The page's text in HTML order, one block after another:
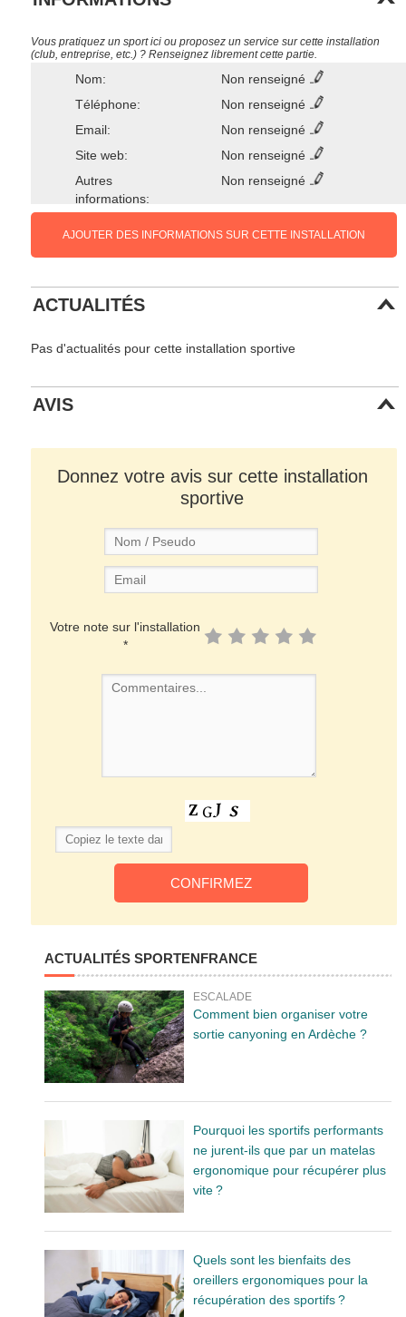
Vous pratiquez un sport ici ou proposez un service sur cette installation
(club, entreprise, etc.) ? Renseignez librement cette partie.
Nom:
Non renseigné
Téléphone:
Non renseigné
Email:
Non renseigné
Site web:
Non renseigné
Autres
informations:
Non renseigné
AJOUTER DES INFORMATIONS SUR CETTE INSTALLATION
ACTUALITÉS
Pas d'actualités pour cette installation sportive
AVIS
Donnez votre avis sur cette installation
sportive
Votre note sur l'installation
*
ACTUALITÉS SPORTENFRANCE
ESCALADE
Comment bien organiser votre
sortie canyoning en Ardèche ?
Pourquoi les sportifs performants
ne jurent-ils que par un matelas
ergonomique pour récupérer plus
vite ?
Quels sont les bienfaits des
oreillers ergonomiques pour la
récupération des sportifs ?